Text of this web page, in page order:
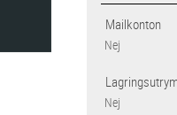
Mailkonton
Nej
Nej